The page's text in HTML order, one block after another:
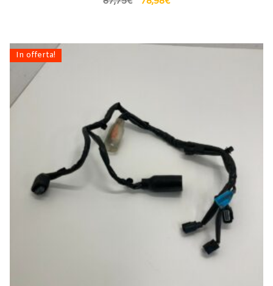
In offerta!